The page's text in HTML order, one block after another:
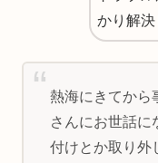
かり解決
熱海にきてから
さんにお世話に
付けとか取り外